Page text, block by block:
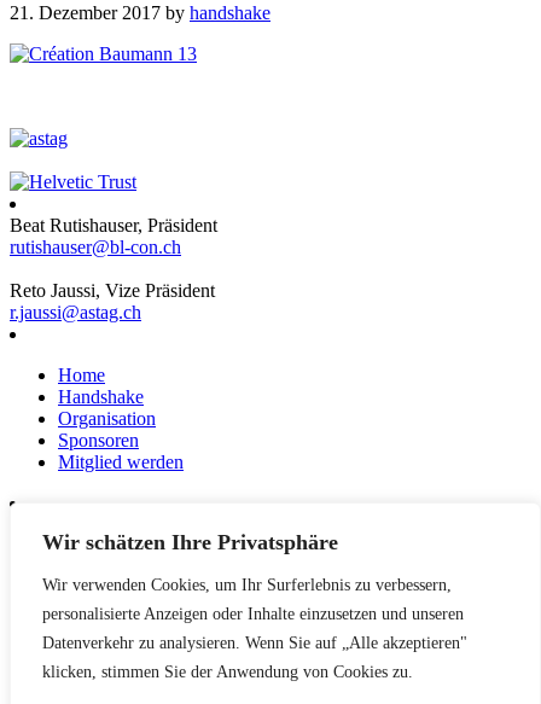
Wir schätzen Ihre Privatsphäre
Wir verwenden Cookies, um Ihr Surferlebnis zu verbessern,
personalisierte Anzeigen oder Inhalte einzusetzen und unseren
Datenverkehr zu analysieren. Wenn Sie auf „Alle akzeptieren"
klicken, stimmen Sie der Anwendung von Cookies zu.
21. Dezember 2017 by handshake
Beat Rutishauser, Präsident
rutishauser@bl-con.ch
Reto Jaussi, Vize Präsident
r.jaussi@astag.ch
Home
Handshake
Organisation
Sponsoren
Mitglied werden
News
Netzwerk
Kontakt